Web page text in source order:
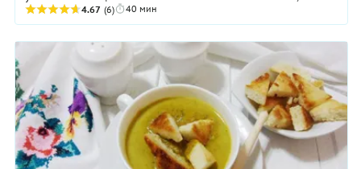
за миску «красной» похлебки ...
4.67 (6) 40 мин